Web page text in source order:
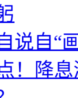
说自“
！降